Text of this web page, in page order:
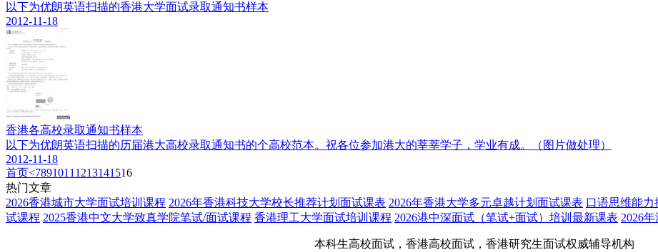
以下为优朗英语扫描的香港大学面试录取通知书样本
2012-11-18
香港各高校录取通知书样本
以下为优朗英语扫描的历届港大高校录取通知书的个高校范本。祝各位参加港大的莘莘学子，学业有成。（图片做处理）
2012-11-18
首页<7891011 1213141516
热门文章
2026香港城市大学面试培训课程 2026年香港科技大学校长推荐计划面试课表 2026年香港大学多元卓越计划面试课表 口语思维能力
试课程 2025香港中文大学致真学院笔试/面试课程 香港理工大学面试培训课程 2026港中深面试（笔试+面试）培训最新课表 2026
本科生高校面试，香港高校面试，香港研究生面试权威辅导机构